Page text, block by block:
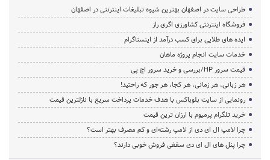
طراحی سایت در اصفهان بهترین شیوه تبلیغات اینترنتی در اصفهان
فروشگاه اینترنتی کشاورزی اگری راز
ایده های طلایی برای کسب درآمد از اینستاگرام
خدمات سایت انجام پروژه ماهان
قیمت سرور HP/بررسی و خرید سرور اچ پی
هر زبانی، هر زمانی، هر کجا، هر جور که راحتید!
رونمایی از سایت بلوباکس با هدف خدمات پرداخت سریع با نازلترین قیمت
خرید تلگرام پرمیوم با ارزان ترین قیمت
چرا لامپ ال ای دی از لامپ رشته‌ای و کم مصرف بهتر است؟
چرا پنل های ال ای دی سقفی فروش خوبی دارند؟